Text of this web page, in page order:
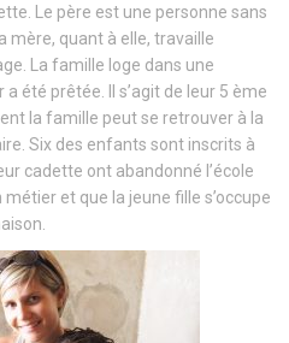
Le père est une personne sans
mère, quant à elle, travaille
La famille loge dans une
été prêtée. Il s’agit de leur 5 ème
la famille peut se retrouver à la
Six des enfants sont inscrits à
cadette ont abandonné l’école
et que la jeune fille s’occupe